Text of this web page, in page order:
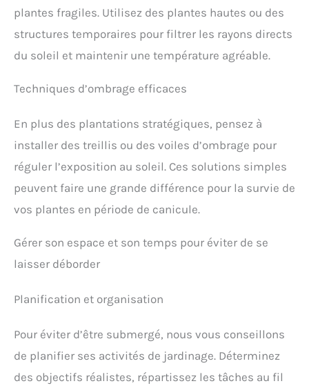
plantes fragiles. Utilisez des plantes hautes ou des
structures temporaires pour filtrer les rayons directs
du soleil et maintenir une température agréable.
Techniques d’ombrage efficaces
En plus des plantations stratégiques, pensez à
installer des treillis ou des voiles d’ombrage pour
réguler l’exposition au soleil. Ces solutions simples
peuvent faire une grande différence pour la survie de
vos plantes en période de canicule.
Gérer son espace et son temps pour éviter de se
laisser déborder
Planification et organisation
Pour éviter d’être submergé, nous vous conseillons
de planifier ses activités de jardinage. Déterminez
des objectifs réalistes, répartissez les tâches au fil